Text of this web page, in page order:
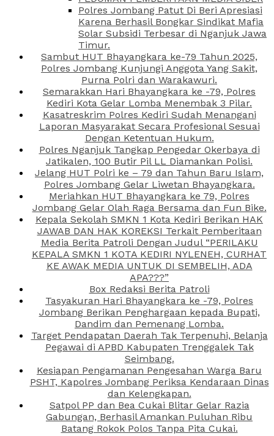
Polres Jombang Patut Di Beri Apresiasi
Karena Berhasil Bongkar Sindikat Mafia
Solar Subsidi Terbesar di Nganjuk Jawa
Timur.
Sambut HUT Bhayangkara ke-79 Tahun 2025,
Polres Jombang Kunjungi Anggota Yang Sakit,
Purna Polri dan Warakawuri.
Semarakkan Hari Bhayangkara ke -79, Polres
Kediri Kota Gelar Lomba Menembak 3 Pilar.
Kasatreskrim Polres Kediri Sudah Menangani
Laporan Masyarakat Secara Profesional Sesuai
Dengan Ketentuan Hukum.
Polres Nganjuk Tangkap Pengedar Okerbaya di
Jatikalen, 100 Butir Pil LL Diamankan Polisi.
Jelang HUT Polri ke – 79 dan Tahun Baru Islam,
Polres Jombang Gelar Liwetan Bhayangkara.
Meriahkan HUT Bhayangkara ke 79, Polres
Jombang Gelar Olah Raga Bersama dan Fun Bike.
Kepala Sekolah SMKN 1 Kota Kediri Berikan HAK
JAWAB DAN HAK KOREKSI Terkait Pemberitaan
Media Berita Patroli Dengan Judul “PERILAKU
KEPALA SMKN 1 KOTA KEDIRI NYLENEH, CURHAT
KE AWAK MEDIA UNTUK DI SEMBELIH, ADA
APA???”
Box Redaksi Berita Patroli
Tasyakuran Hari Bhayangkara ke -79, Polres
Jombang Berikan Penghargaan kepada Bupati,
Dandim dan Pemenang Lomba.
Target Pendapatan Daerah Tak Terpenuhi, Belanja
Pegawai di APBD Kabupaten Trenggalek Tak
Seimbang.
Kesiapan Pengamanan Pengesahan Warga Baru
PSHT, Kapolres Jombang Periksa Kendaraan Dinas
dan Kelengkapan.
Satpol PP dan Bea Cukai Blitar Gelar Razia
Gabungan, Berhasil Amankan Puluhan Ribu
Batang Rokok Polos Tanpa Pita Cukai.